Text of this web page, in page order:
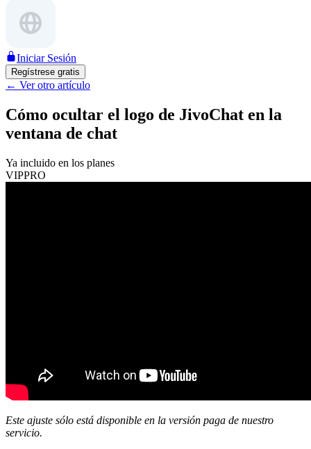
Iniciar Sesión
Regístrese gratis
← Ver otro artículo
Cómo ocultar el logo de JivoChat en la
ventana de chat
Ya incluido en los planes
VIPPRO
Este ajuste sólo está disponible en la versión paga de nuestro
servicio.